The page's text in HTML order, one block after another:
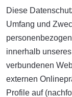
Diese
Umfang und
innerhalb
verbundenen
externen
Profile auf